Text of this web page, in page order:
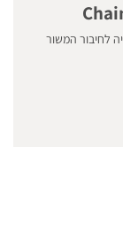
לחיבור המשור